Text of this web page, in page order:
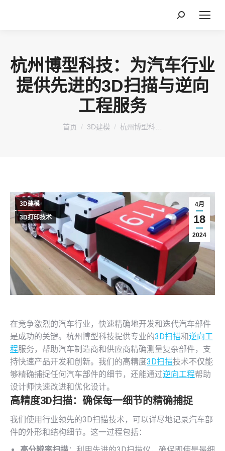
搜
杭州博型科技：为汽车行业
提供先进的3D扫描与逆向
工程服务
您在这里：
首页 3D建模 杭州博型科…
4月
18
2024
3D建模
3D打印技术
在竞争激烈的汽车行业，快速精确地开发和迭代汽车部件
是成功的关键。杭州博型科技提供专业的3D扫描和逆向工
程服务，帮助汽车制造商和供应商精确测量复杂部件，支
持快速产品开发和创新。我们的高精度3D扫描技术不仅能
够精确捕捉任何汽车部件的细节，还能通过逆向工程帮助
设计师快速改进和优化设计。
高精度3D扫描：确保每一细节的精确捕捉
我们使用行业领先的3D扫描技术，可以详尽地记录汽车部
件的外形和结构细节。这一过程包括：